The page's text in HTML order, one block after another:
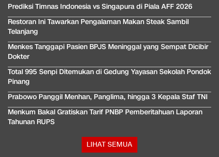
Prediksi Timnas Indonesia vs Singapura di Piala AFF 2026
Restoran Ini Tawarkan Pengalaman Makan Steak Sambil
Telanjang
Menkes Tanggapi Pasien BPJS Meninggal yang Sempat Dicibir
Dokter
Total 995 Senpi Ditemukan di Gedung Yayasan Sekolah Pondok
Pinang
Prabowo Panggil Menhan, Panglima, hingga 3 Kepala Staf TNI
Menkum Bakal Gratiskan Tarif PNBP Pemberitahuan Laporan
Tahunan RUPS
LIHAT SEMUA